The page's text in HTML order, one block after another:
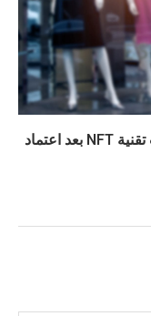
تجار الأزياء والفاخرة يزيدون من عمليات تقنية NFT بعد اعتماد